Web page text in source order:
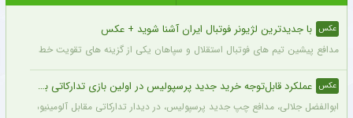
عکس با جدیدترین لژیونر فوتبال ایران آشنا شوید + عکس
مدافع پیشین تیم های فوتبال استقلال و سپاهان یکی از گزینه های تقویت خط دفاعی
عکس عملکرد قابل‌توجه خرید جدید پرسپولیس در اولین بازی تدارکاتی برای این تیم + عکس
ابوالفضل جلالی، مدافع چپ جدید پرسپولیس، در دیدار تدارکاتی مقابل آلومینیوم